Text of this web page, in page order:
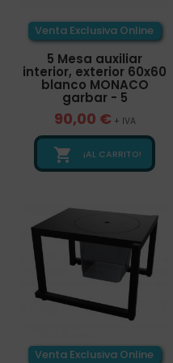
Venta Exclusiva Online
5 Mesa auxiliar
interior, exterior 60x60
blanco MONACO
garbar - 5
90,00 € + IVA
 ¡AL CARRITO!
Venta Exclusiva Online